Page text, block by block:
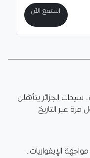
استمع الآن
سيدات الجزائر يتأهلن
عبر التاريخ
الإيفواريات..